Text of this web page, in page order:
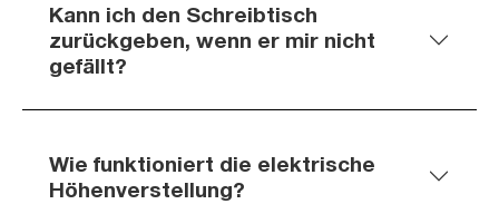
Kann ich den Schreibtisch
zurückgeben, wenn er mir nicht
gefällt?
Wie funktioniert die elektrische
Höhenverstellung?